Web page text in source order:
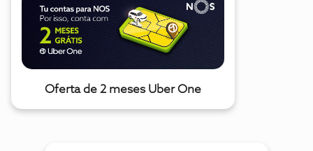
Oferta de 2 meses Uber One